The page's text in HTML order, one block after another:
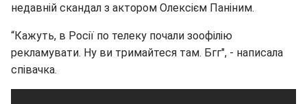
недавній скандал з актором Олексієм Паніним.
“Кажуть, в Росії по телеку почали зоофілію
рекламувати. Ну ви тримайтеся там. Бгг", - написала
співачка.